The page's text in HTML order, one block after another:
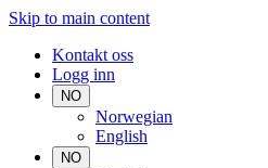
Skip to main content
Kontakt oss
Logg inn
NO
Norwegian
English
NO